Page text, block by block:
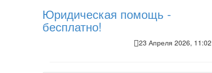
Юридическая помощь -
бесплатно!
23 Апреля 2026, 11:02